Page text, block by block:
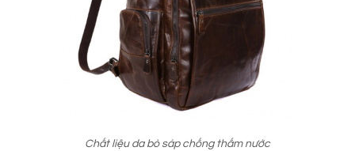
Chất liệu da bò sáp chống thấm nước